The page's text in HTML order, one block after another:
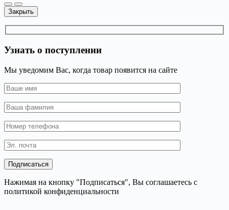
Закрыть
Узнать о поступлении
Мы уведомим Вас, когда товар появится на сайте
Нажимая на кнопку "Подписаться", Вы соглашаетесь с
политикой конфиденциальности